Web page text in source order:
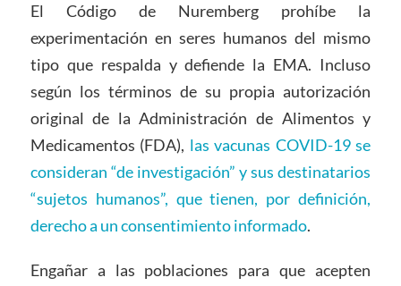
El Código de Nuremberg prohíbe la
experimentación en seres humanos del mismo
tipo que respalda y defiende la EMA. Incluso
según los términos de su propia autorización
original de la Administración de Alimentos y
Medicamentos (FDA), las vacunas COVID-19 se
consideran “de investigación” y sus destinatarios
“sujetos humanos”, que tienen, por definición,
derecho a un consentimiento informado.
Engañar a las poblaciones para que acepten